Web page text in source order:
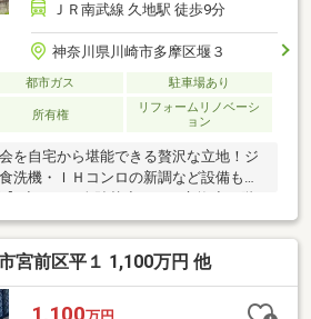
ＪＲ南武線 久地駅 徒歩9分
神奈川県川崎市多摩区堰３
都市ガス 駐車場あり
所有権
リフォームリノベーシ
ョン
を自宅から堪能できる贅沢な立地！ジ
洗機・ＩＨコンロの新調など設備も充
化粧台水栓交換◇キッチンレンジフー
水栓交換◇和室畳表替、襖・障子貼替
小学校やスーパーへも平坦徒歩４分と
！溝の口・登戸駅へのアクセスも良く
随時、ご相談可能！◎フリーダイヤル
宮前区平１ 1,100万円 他